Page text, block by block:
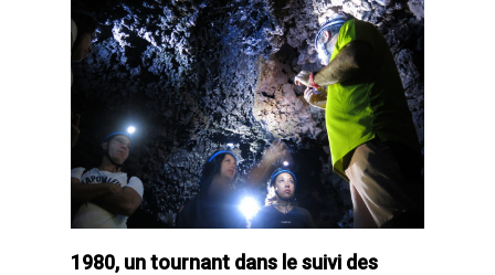
1980, un tournant dans le suivi des